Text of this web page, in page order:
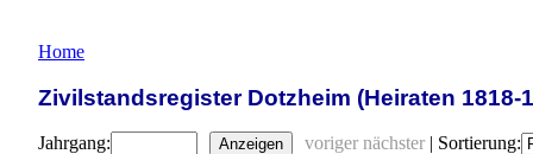
Home
Zivilstandsregister Dotzheim (Heiraten 1818-
Jahrgang: Anzeigen voriger nächster | Sortierung: